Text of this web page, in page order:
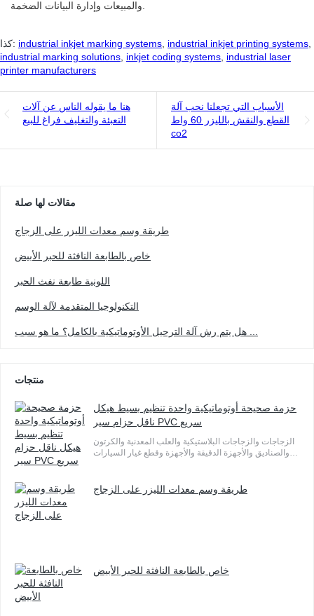
كذا: industrial inkjet marking systems industrial inkjet printing systems
industrial marking solutions inkjet coding systems industrial laser
printer manufacturers
هنا ما يقوله الناس عن آلات
التعبئة والتغليف فراغ للبيع
الأسباب التي تجعلنا نحب آلة
القطع والنقش بالليزر 60 واط
co2
مقالات لها صلة
طريقة وسم معدات الليزر على الزجاج
خاص بالطابعة النافثة للحبر الأبيض
اللونية طابعة نفث الحبر
التكنولوجيا المتقدمة لآلة الوسم
منتجات
حزمة صحيحة أوتوماتيكية واحدة تنظيم بسيط هيكل
ناقل حزام سير PVC سريع
الزجاجات والزجاجات البلاستيكية والعلب المعدنية والكرتون
والصناديق والأجهزة الدقيقة والأجهزة وقطع غيار السيارات
طريقة وسم معدات الليزر على الزجاج
خاص بالطابعة النافثة للحبر الأبيض